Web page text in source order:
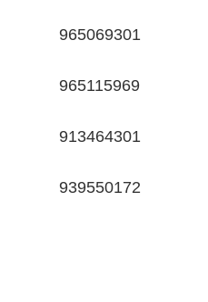
965069301
965115969
913464301
939550172